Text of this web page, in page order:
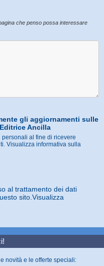
che penso possa interessare
gli aggiornamenti sulle
Ancilla
al fine di ricevere
Visualizza informativa sulla
al trattamento dei dati
sito. Visualizza
novità e le offerte speciali: